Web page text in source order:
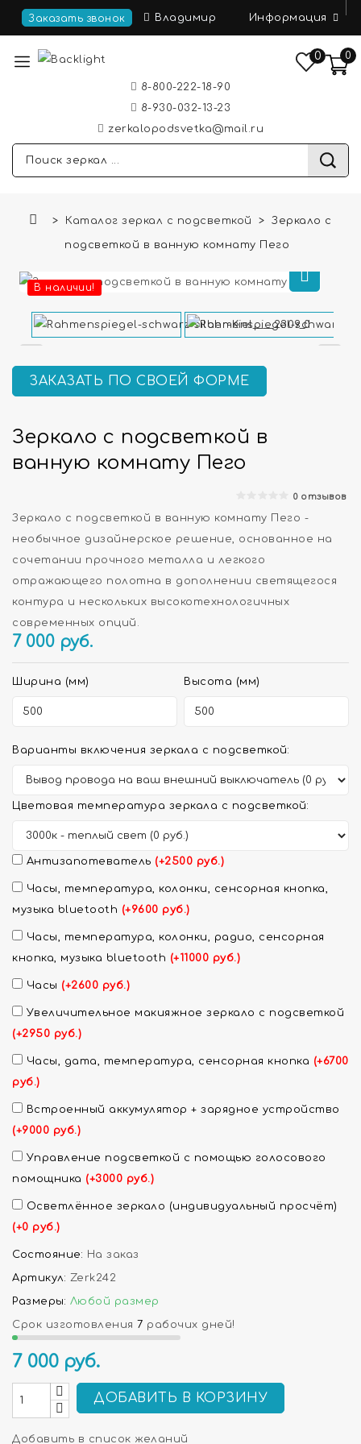
Заказать звонок Владимир Информация
0
0
8-800-222-18-90
8-930-032-13-23
zerkalopodsvetka@mail.ru
Каталог зеркал с подсветкой Зеркало с
подсветкой в ванную комнату Пего
В наличии!
ЗАКАЗАТЬ ПО СВОЕЙ ФОРМЕ
Зеркало с подсветкой в
ванную комнату Пего
0 отзывов
Зеркало с подсветкой в ванную комнату Пего -
необычное дизайнерское решение, основанное на
сочетании прочного металла и легкого
отражающего полотна в дополнении светящегося
контура и нескольких высокотехнологичных
современных опций.
7 000 руб.
Ширина (мм) Высота (мм)
Варианты включения зеркала с подсветкой:
Цветовая температура зеркала с подсветкой:
Антизапотеватель (+2500 руб.)
Часы, температура, колонки, сенсорная кнопка,
музыка bluetooth (+9600 руб.)
Часы, температура, колонки, радио, сенсорная
кнопка, музыка bluetooth (+11000 руб.)
Часы (+2600 руб.)
Увеличительное макияжное зеркало с подсветкой
(+2950 руб.)
Часы, дата, температура, сенсорная кнопка (+6700
руб.)
Встроенный аккумулятор + зарядное устройство
(+9000 руб.)
Управление подсветкой с помощью голосового
помощника (+3000 руб.)
Осветлённое зеркало (индивидуальный просчёт)
(+0 руб.)
Состояние: На заказ
Артикул: Zerk242
Размеры: Любой размер
Срок изготовления 7 рабочих дней!
7 000 руб.
ДОБАВИТЬ В КОРЗИНУ
Добавить в список желаний